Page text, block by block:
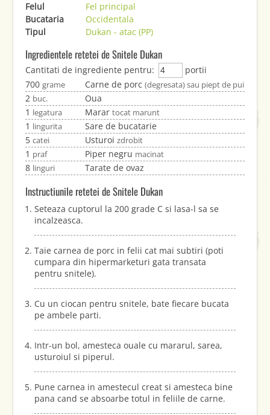
Felul
Fel principal
Bucataria
Occidentala
Tipul
Dukan - atac (PP)
Ingredientele retetei de Snitele Dukan
Cantitati de ingrediente pentru:
portii
700 grame Carne de porc (degresata) sau piept de pui
2 buc.
Oua
1 legatura Marar tocat marunt
1 lingurita
Sare de bucatarie
5 catei Usturoi zdrobit
1 praf Piper negru macinat
8 linguri Tarate de ovaz
Instructiunile retetei de Snitele Dukan
Seteaza cuptorul la 200 grade C si lasa-l sa se
incalzeasca.
Taie carnea de porc in felii cat mai subtiri (poti
cumpara din hipermarketuri gata transata
pentru snitele).
Cu un ciocan pentru snitele, bate fiecare bucata
pe ambele parti.
Intr-un bol, amesteca ouale cu mararul, sarea,
usturoiul si piperul.
Pune carnea in amestecul creat si amesteca bine
pana cand se absoarbe totul in feliile de carne.